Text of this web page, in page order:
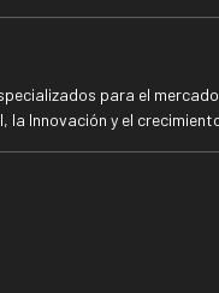
para el
Innovación y el